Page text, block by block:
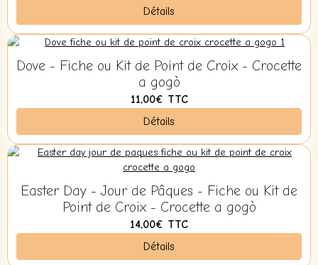
Détails
Dove - Fiche ou Kit de Point de Croix - Crocette
a gogò
11,00€ TTC
Détails
Easter Day - Jour de Pâques - Fiche ou Kit de
Point de Croix - Crocette a gogò
14,00€ TTC
Détails